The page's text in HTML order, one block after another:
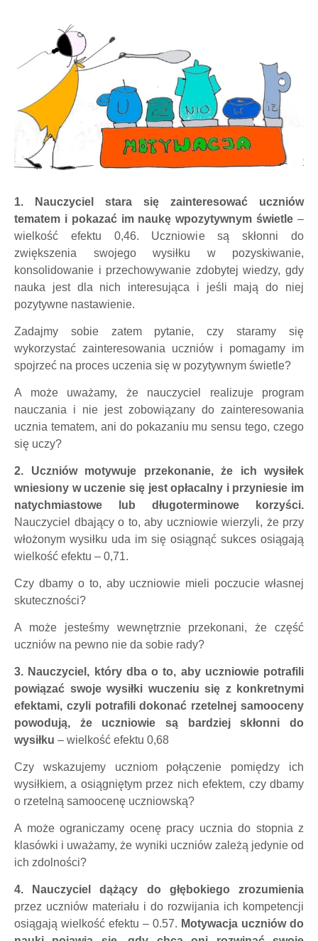
1. Nauczyciel stara się zainteresować uczniów
tematem i pokazać im naukę wpozytywnym świetle–
wielkość efektu 0,46. Uczniowie są skłonni do
zwiększenia swojego wysiłku w pozyskiwanie,
konsolidowanie i przechowywanie zdobytej wiedzy, gdy
nauka jest dla nich interesująca i jeśli mają do niej
pozytywne nastawienie.
Zadajmy sobie zatem pytanie, czy staramy się
wykorzystać zainteresowania uczniów i pomagamy im
spojrzeć na proces uczenia się w pozytywnym świetle?
A może uważamy, że nauczyciel realizuje program
nauczania i nie jest zobowiązany do zainteresowania
ucznia tematem, ani do pokazaniu mu sensu tego, czego
się uczy?
2. Uczniów motywuje przekonanie, że ich wysiłek
wniesiony w uczenie się jestopłacalny i przyniesie im
natychmiastowe lub długoterminowe korzyści.
Nauczyciel dbający o to, aby uczniowie wierzyli, że przy
włożonym wysiłku uda im się osiągnąć sukces osiągają
wielkość efektu – 0,71.
Czy dbamy o to, aby uczniowie mieli poczucie własnej
skuteczności?
A może jesteśmy wewnętrznie przekonani, że część
uczniów na pewno nie da sobie rady?
3. Nauczyciel, który dba o to, aby uczniowie potrafili
powiązać swoje wysiłki wuczeniu się z konkretnymi
efektami, czyli potrafili dokonać rzetelnej samooceny
powodują, że uczniowie są bardziej skłonni do
wysiłku – wielkość efektu 0,68
Czy wskazujemy uczniom połączenie pomiędzy ich
wysiłkiem, a osiągniętym przez nich efektem, czy dbamy
o rzetelną samoocenę uczniowską?
A może ograniczamy ocenę pracy ucznia do stopnia z
klasówki i uważamy, że wyniki uczniów zależą jedynie od
ich zdolności?
4. Nauczyciel dążący do głębokiego zrozumienia
przez uczniów materiału i do rozwijania ich kompetencji
osiągają wielkość efektu – 0.57. Motywacja uczniów do